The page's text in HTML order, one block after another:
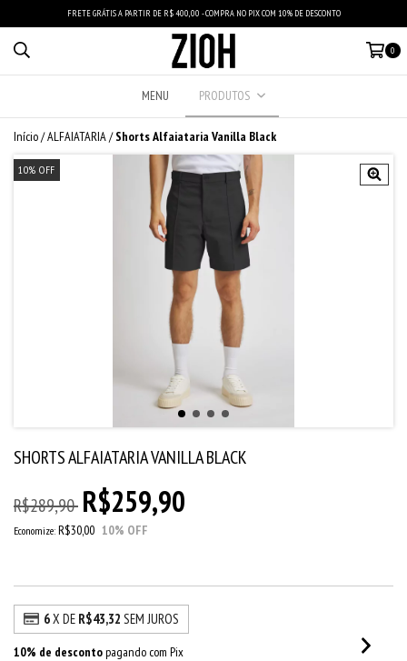
FRETE GRÁTIS A PARTIR DE R$ 400,00 - COMPRA NO PIX COM 10% DE DESCONTO
0
MENU PRODUTOS
Início/ALFAIATARIA/ Shorts Alfaiataria Vanilla Black
10% OFF
SHORTS ALFAIATARIA VANILLA BLACK
R$289,90 R$259,90
Economize: R$30,00 10% OFF
6X DE R$43,32 SEM JUROS
10% de descontopagando com Pix